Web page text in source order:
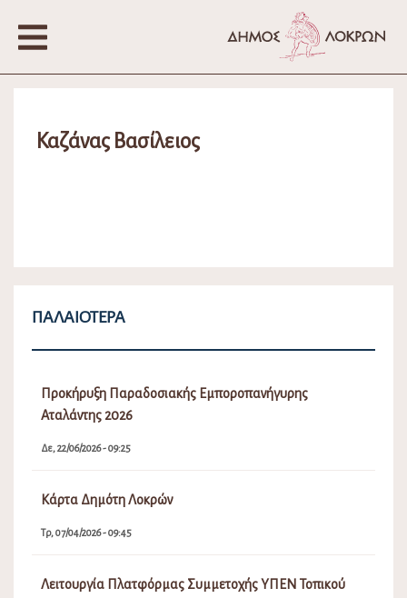
Καζάνας Βασίλειος
ΠΑΛΑΙΌΤΕΡΑ
Προκήρυξη Παραδοσιακής Εμποροπανήγυρης
Αταλάντης 2026
Δε, 22/06/2026 - 09:25
Κάρτα Δημότη Λοκρών
Τρ, 07/04/2026 - 09:45
Λειτουργία Πλατφόρμας Συμμετοχής ΥΠΕΝ Τοπικού